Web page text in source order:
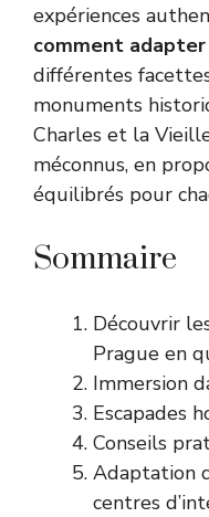
expériences
comment
différentes
monuments
Charles et la
méconnus, en
équilibrés pour
Sommaire
Découvrir
Prague en
Immersion
Escapades
Conseils
Adaptation
centres